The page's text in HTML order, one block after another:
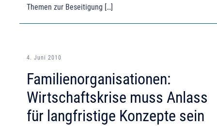
Themen zur Beseitigung […]
4. Juni 2010
Familienorganisationen:
Wirtschaftskrise muss Anlass
für langfristige Konzepte sein